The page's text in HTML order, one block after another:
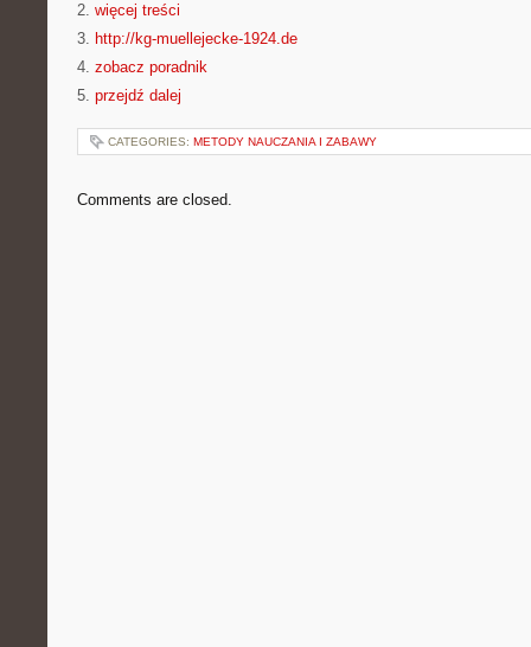
2. więcej treści
3. http://kg-muellejecke-1924.de
4. zobacz poradnik
5. przejdź dalej
CATEGORIES: METODY NAUCZANIA I ZABAWY
Comments are closed.